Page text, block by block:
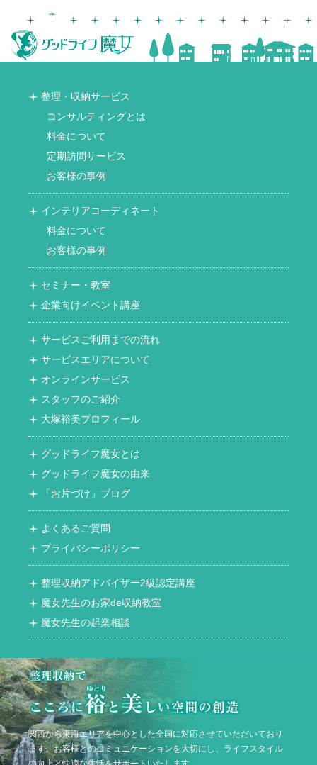
整理・収納サービス
コンサルティングとは
料金について
定期訪問サービス
お客様の事例
インテリアコーディネート
料金について
お客様の事例
セミナー・教室
企業向けイベント講座
サービスご利用までの流れ
サービスエリアについて
オンラインサービス
スタッフのご紹介
大塚裕美プロフィール
グッドライフ魔女とは
グッドライフ魔女の由来
「お片づけ」ブログ
よくあるご質問
プライバシーポリシー
整理収納アドバイザー2級認定講座
魔女先生のお家de収納教室
魔女先生の起業相談
関西から東海エリアを中心とした全国に対応させていただいており
ます。お客様とのコミュニケーションを大切にし、ライフスタイル